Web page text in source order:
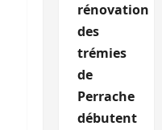
rénovation
des
trémies
de
Perrache
débutent